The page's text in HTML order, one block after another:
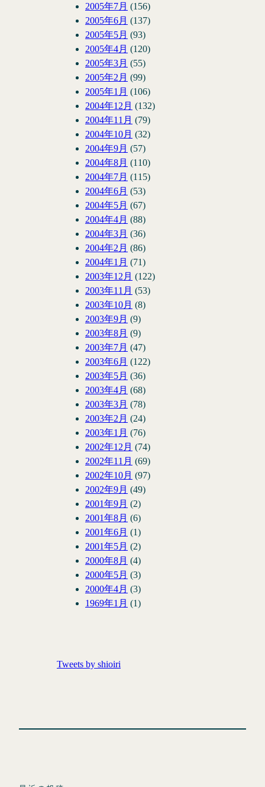
2005年7月 (156)
2005年6月 (137)
2005年5月 (93)
2005年4月 (120)
2005年3月 (55)
2005年2月 (99)
2005年1月 (106)
2004年12月 (132)
2004年11月 (79)
2004年10月 (32)
2004年9月 (57)
2004年8月 (110)
2004年7月 (115)
2004年6月 (53)
2004年5月 (67)
2004年4月 (88)
2004年3月 (36)
2004年2月 (86)
2004年1月 (71)
2003年12月 (122)
2003年11月 (53)
2003年10月 (8)
2003年9月 (9)
2003年8月 (9)
2003年7月 (47)
2003年6月 (122)
2003年5月 (36)
2003年4月 (68)
2003年3月 (78)
2003年2月 (24)
2003年1月 (76)
2002年12月 (74)
2002年11月 (69)
2002年10月 (97)
2002年9月 (49)
2001年9月 (2)
2001年8月 (6)
2001年6月 (1)
2001年5月 (2)
2000年8月 (4)
2000年5月 (3)
2000年4月 (3)
1969年1月 (1)
Tweets by shioiri